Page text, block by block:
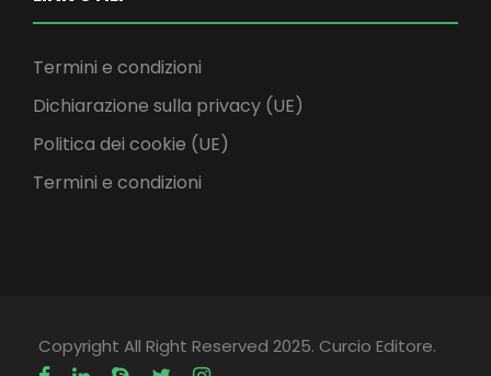
Termini e condizioni
Dichiarazione sulla privacy (UE)
Politica dei cookie (UE)
Termini e condizioni
Copyright All Right Reserved 2025. Curcio Editore.